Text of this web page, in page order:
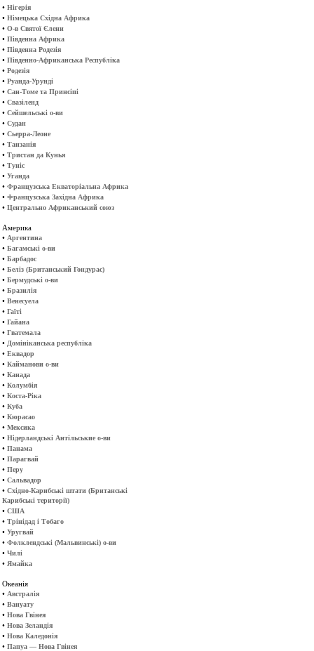
• Нігерія
• Німецька Східна Африка
• О-в Святої Єлени
• Південна Африка
• Південна Родезія
• Південно-Африканська Республіка
• Родезія
• Руанда-Урунді
• Сан-Томе та Принсіпі
• Свазіленд
• Сейшельські о-ви
• Судан
• Сьерра-Леоне
• Танзанія
• Тристан да Кунья
• Туніс
• Уганда
• Французська Екваторіальна Африка
• Французська Західна Африка
• Центрально Африканський союз
Америка
• Аргентина
• Багамські о-ви
• Барбадос
• Беліз (Британський Гондурас)
• Бермудські о-ви
• Бразилія
• Венесуела
• Гаїті
• Гайана
• Гватемала
• Домініканська республіка
• Еквадор
• Кайманови о-ви
• Канада
• Колумбія
• Коста-Ріка
• Куба
• Кюрасао
• Мексика
• Нідерландські Антільськие о-ви
• Панама
• Парагвай
• Перу
• Сальвадор
• Східно-Карибські штати (Британські
Карибські території)
• США
• Трінідад і Тобаго
• Уругвай
• Фолклендські (Мальвинські) о-ви
• Чилі
• Ямайка
Океанія
• Австралія
• Вануату
• Нова Гвінея
• Нова Зеландія
• Нова Каледонія
• Папуа — Нова Гвінея